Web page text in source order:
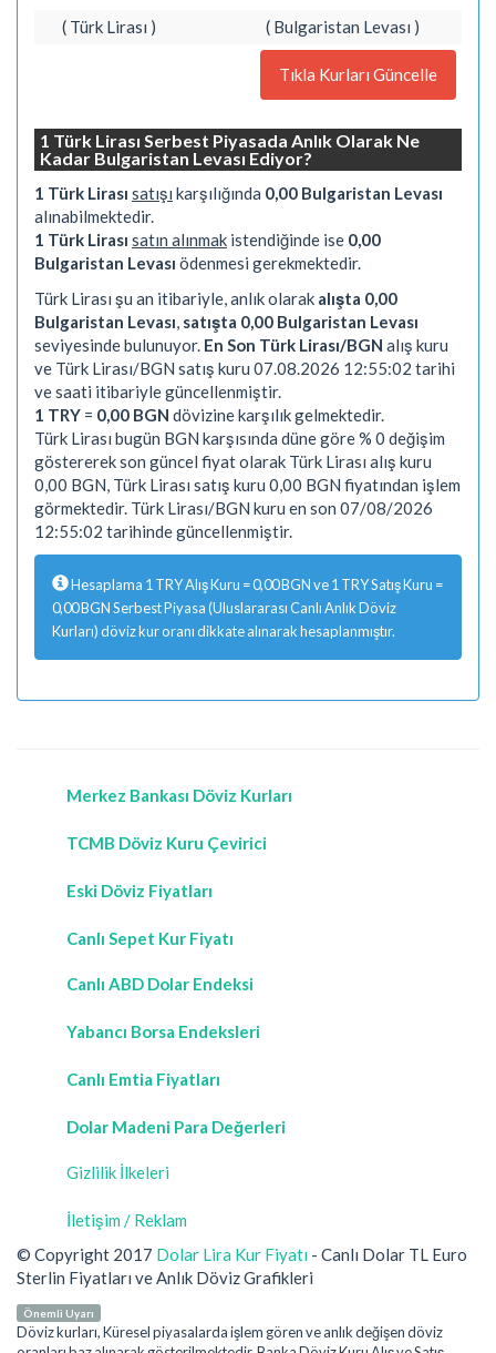
( Türk Lirası ) ( Bulgaristan Levası )
Tıkla Kurları Güncelle
1 Türk Lirası Serbest Piyasada Anlık Olarak Ne
Kadar Bulgaristan Levası Ediyor?
1 Türk Lirası satışı karşılığında 0,00 Bulgaristan Levası
alınabilmektedir.
1 Türk Lirası satın alınmak istendiğinde ise 0,00
Bulgaristan Levası ödenmesi gerekmektedir.
Türk Lirası şu an itibariyle, anlık olarak alışta 0,00
Bulgaristan Levası satışta 0,00 Bulgaristan Levası
seviyesinde bulunuyor. En Son Türk Lirası/BGN alış kuru
ve Türk Lirası/BGN satış kuru 07.08.2026 12:55:02 tarihi
ve saati itibariyle güncellenmiştir.
1 TRY = 0,00 BGN dövizine karşılık gelmektedir.
Türk Lirası bugün BGN karşısında düne göre % 0 değişim
göstererek son güncel fiyat olarak Türk Lirası alış kuru
0,00 BGN, Türk Lirası satış kuru 0,00 BGN fiyatından işlem
görmektedir. Türk Lirası/BGN kuru en son 07/08/2026
12:55:02 tarihinde güncellenmiştir.
Hesaplama 1 TRY Alış Kuru = 0,00 BGN ve 1 TRY Satış Kuru =
0,00 BGN Serbest Piyasa (Uluslararası Canlı Anlık Döviz
Kurları) döviz kur oranı dikkate alınarak hesaplanmıştır.
Merkez Bankası Döviz Kurları
TCMB Döviz Kuru Çevirici
Eski Döviz Fiyatları
Canlı Sepet Kur Fiyatı
Canlı ABD Dolar Endeksi
Yabancı Borsa Endeksleri
Canlı Emtia Fiyatları
Dolar Madeni Para Değerleri
Gizlilik İlkeleri
İletişim / Reklam
© Copyright 2017 Dolar Lira Kur Fiyatı - Canlı Dolar TL Euro
Sterlin Fiyatları ve Anlık Döviz Grafikleri
Önemli Uyarı
Döviz kurları, Küresel piyasalarda işlem gören ve anlık değişen döviz